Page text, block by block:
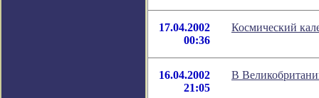
17.04.2002
00:36
Космический
16.04.2002
21:05
В